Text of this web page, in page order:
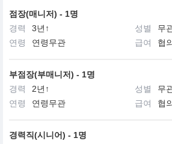
점장(매니저) - 1명
경력
3년↑ 성별
무
연령
연령무관 급여 협
부점장(부매니저) - 1명
경력
2년↑ 성별
무
연령
연령무관 급여 협
경력직(시니어) - 1명